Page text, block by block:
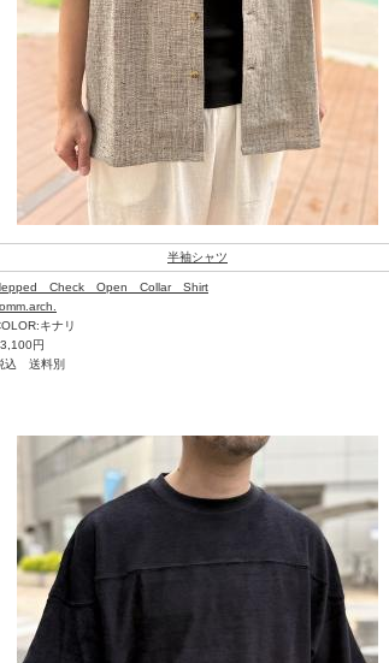
半袖シャツ
Check Open Collar Shirt
キナリ
円
込 送料別